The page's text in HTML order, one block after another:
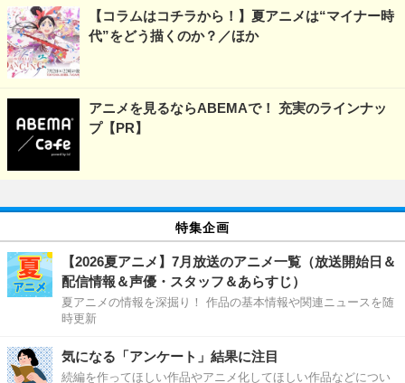
【コラムはコチラから！】夏アニメは“マイナー時
代”をどう描くのか？／ほか
アニメを見るならABEMAで！ 充実のラインナッ
プ【PR】
特集企画
【2026夏アニメ】7月放送のアニメ一覧（放送開始日＆
配信情報＆声優・スタッフ＆あらすじ）
夏アニメの情報を深掘り！ 作品の基本情報や関連ニュースを随
時更新
気になる「アンケート」結果に注目
続編を作ってほしい作品やアニメ化してほしい作品などについ